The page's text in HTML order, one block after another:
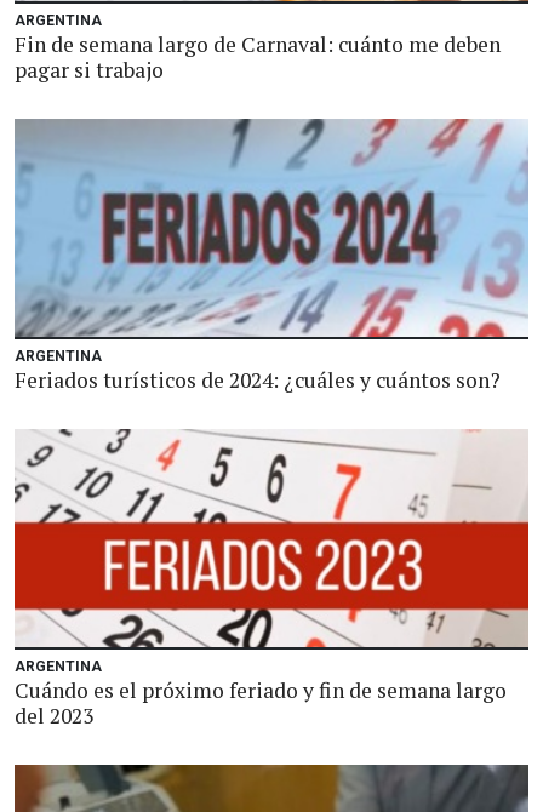
ARGENTINA
Fin de semana largo de Carnaval: cuánto me deben
pagar si trabajo
ARGENTINA
Feriados turísticos de 2024: ¿cuáles y cuántos son?
ARGENTINA
Cuándo es el próximo feriado y fin de semana largo
del 2023